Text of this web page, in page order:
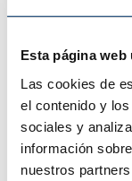
Esta página web
Las cookies de
el contenido y
sociales y
información
nuestros
Come calcolare